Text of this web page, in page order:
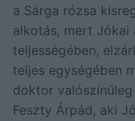
a Sárga rózsa
alkotás, mert Jókai
teljességében,
teljes egységében
doktor
Feszty Árpád, aki